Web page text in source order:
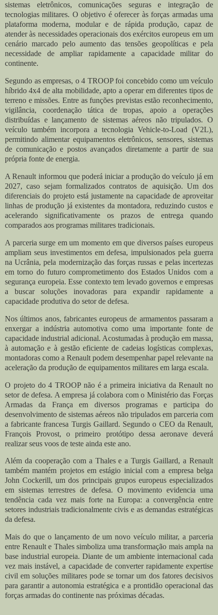
sistemas eletrônicos, comunicações seguras e integração de
tecnologias militares. O objetivo é oferecer às forças armadas uma
plataforma moderna, modular e de rápida produção, capaz de
atender às necessidades operacionais dos exércitos europeus em um
cenário marcado pelo aumento das tensões geopolíticas e pela
necessidade de ampliar rapidamente a capacidade militar do
continente.
Segundo as empresas, o 4 TROOP foi concebido como um veículo
híbrido 4x4 de alta mobilidade, apto a operar em diferentes tipos de
terreno e missões. Entre as funções previstas estão reconhecimento,
vigilância, coordenação tática de tropas, apoio a operações
distribuídas e lançamento de sistemas aéreos não tripulados. O
veículo também incorpora a tecnologia Vehicle-to-Load (V2L),
permitindo alimentar equipamentos eletrônicos, sensores, sistemas
de comunicação e postos avançados diretamente a partir de sua
própria fonte de energia.
A Renault informou que poderá iniciar a produção do veículo já em
2027, caso sejam formalizados contratos de aquisição. Um dos
diferenciais do projeto está justamente na capacidade de aproveitar
linhas de produção já existentes da montadora, reduzindo custos e
acelerando significativamente os prazos de entrega quando
comparados aos programas militares tradicionais.
A parceria surge em um momento em que diversos países europeus
ampliam seus investimentos em defesa, impulsionados pela guerra
na Ucrânia, pela modernização das forças russas e pelas incertezas
em torno do futuro comprometimento dos Estados Unidos com a
segurança europeia. Esse contexto tem levado governos e empresas
a buscar soluções inovadoras para expandir rapidamente a
capacidade produtiva do setor de defesa.
Nos últimos anos, fabricantes europeus de armamentos passaram a
enxergar a indústria automotiva como uma importante fonte de
capacidade industrial adicional. Acostumadas à produção em massa,
à automação e à gestão eficiente de cadeias logísticas complexas,
montadoras como a Renault podem desempenhar papel relevante na
aceleração da produção de equipamentos militares em larga escala.
O projeto do 4 TROOP não é a primeira iniciativa da Renault no
setor de defesa. A empresa já colabora com o Ministério das Forças
Armadas da França em diversos programas e participa do
desenvolvimento de sistemas aéreos não tripulados em parceria com
a fabricante francesa Turgis Gaillard. Segundo o CEO da Renault,
François Provost, o primeiro protótipo dessa aeronave deverá
realizar seus voos de teste ainda este ano.
Além da cooperação com a Thales e a Turgis Gaillard, a Renault
também mantém projetos em estágio inicial com a empresa belga
John Cockerill, um dos principais grupos europeus especializados
em sistemas terrestres de defesa. O movimento evidencia uma
tendência cada vez mais forte na Europa: a convergência entre
setores industriais tradicionalmente civis e as demandas estratégicas
da defesa.
Mais do que o lançamento de um novo veículo militar, a parceria
entre Renault e Thales simboliza uma transformação mais ampla na
base industrial europeia. Diante de um ambiente internacional cada
vez mais instável, a capacidade de converter rapidamente expertise
civil em soluções militares pode se tornar um dos fatores decisivos
para garantir a autonomia estratégica e a prontidão operacional das
forças armadas do continente nas próximas décadas.